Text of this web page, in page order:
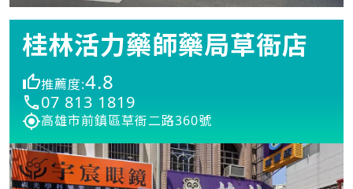
桂林活力藥師藥局草衙店
推薦度:4.8
07 813 1819
高雄市前鎮區草衙二路360號